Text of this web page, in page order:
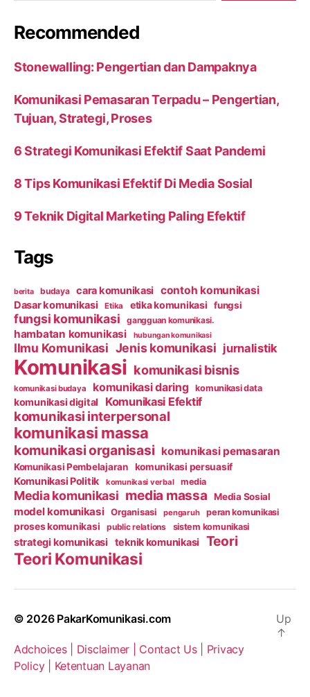
Recommended
Stonewalling: Pengertian dan Dampaknya
Komunikasi Pemasaran Terpadu – Pengertian,
Tujuan, Strategi, Proses
6 Strategi Komunikasi Efektif Saat Pandemi
8 Tips Komunikasi Efektif Di Media Sosial
9 Teknik Digital Marketing Paling Efektif
Tags
berita budaya cara komunikasi contoh komunikasi
Dasar komunikasi Etika etika komunikasi fungsi
fungsi komunikasi gangguan komunikasi.
hambatan komunikasi hubungan komunikasi
Ilmu Komunikasi Jenis komunikasi jurnalistik
Komunikasi komunikasi bisnis
komunikasi budaya komunikasi daring komunikasi data
komunikasi digital Komunikasi Efektif
komunikasi interpersonal
komunikasi massa
komunikasi organisasi komunikasi pemasaran
Komunikasi Pembelajaran komunikasi persuasif
Komunikasi Politik komunikasi verbal media
Media komunikasi media massa Media Sosial
model komunikasi Organisasi pengaruh peran komunikasi
proses komunikasi public relations sistem komunikasi
strategi komunikasi teknik komunikasi Teori
Teori Komunikasi
© 2026 PakarKomunikasi.com
Adchoices | Disclaimer | Contact Us | Privacy
Policy | Ketentuan Layanan
Up
↑